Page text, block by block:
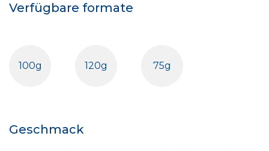
Verfügbare formate
100g 120g 75g
Geschmack